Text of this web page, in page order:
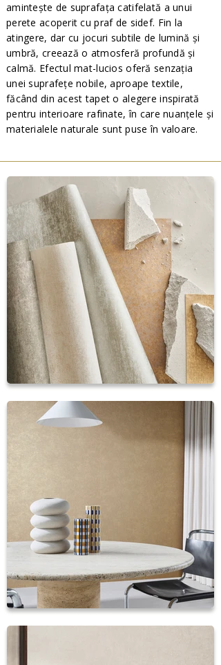
amintește de suprafața catifelată a unui
perete acoperit cu praf de sidef. Fin la
atingere, dar cu jocuri subtile de lumină și
umbră, creează o atmosferă profundă și
calmă. Efectul mat-lucios oferă senzația
unei suprafețe nobile, aproape textile,
făcând din acest tapet o alegere inspirată
pentru interioare rafinate, în care nuanțele și
materialele naturale sunt puse în valoare.